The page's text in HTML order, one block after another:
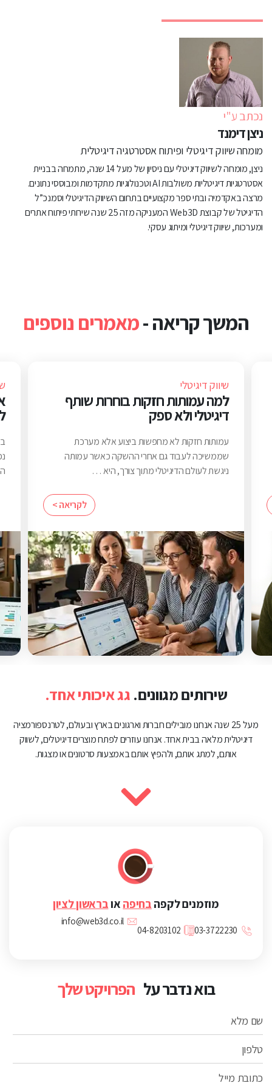
נכתב ע"י
ניצן דימנד
מומחה שיווק דיגיטלי ופיתוח אסטרטגיה דיגיטלית
ניצן, מומחה לשיווק דיגיטלי עם ניסיון של מעל 14 שנה, מתמחה בבניית
אסטרטגיות דיגיטליות משולבות AI וטכנולוגיות מתקדמות ומבוססי נתונים.
מרצה באקדמיה ובתי ספר מקצועיים בתחום השיווק הדיגיטלי וסמנכ”ל
הדיגיטל של קבוצת Web3D המעניקה מזה 25 שנה שירותי פיתוח אתרים
ומערכות, שיווק דיגיטלי ומיתוג עסקי.
המשך קריאה -מאמרים נוספים
שיווק דיגיטלי
למה עמותות חזקות בוחרות שותף
דיגיטלי ולא ספק
עמותות חזקות לא מחפשות ביצוע אלא מערכת
שממשיכה לעבוד גם אחרי ההשקה כאשר עמותה
ניגשת לעולם הדיגיטלי מתוך צורך, היא …
לקריאה >
שירותים מגוונים. גג איכותי אחד.
מעל 25 שנה אנחנו מובילים חברות וארגונים בארץ ובעולם, לטרנספורמציה
דיגיטלית מלאה בבית אחד. אנחנו עוזרים לפתח מוצרים דיגיטלים, לשווק
אותם, למתג אותם, ולהפיץ אותם באמצעות סרטונים או מצגות.
בוא נדבר על הפרויקט שלך
שם מלא
טלפון
כתובת מייל
מוזמנים לקפה בחיפה אובראשון לציון
03-3722230
04-8203102
info@web3d.co.il